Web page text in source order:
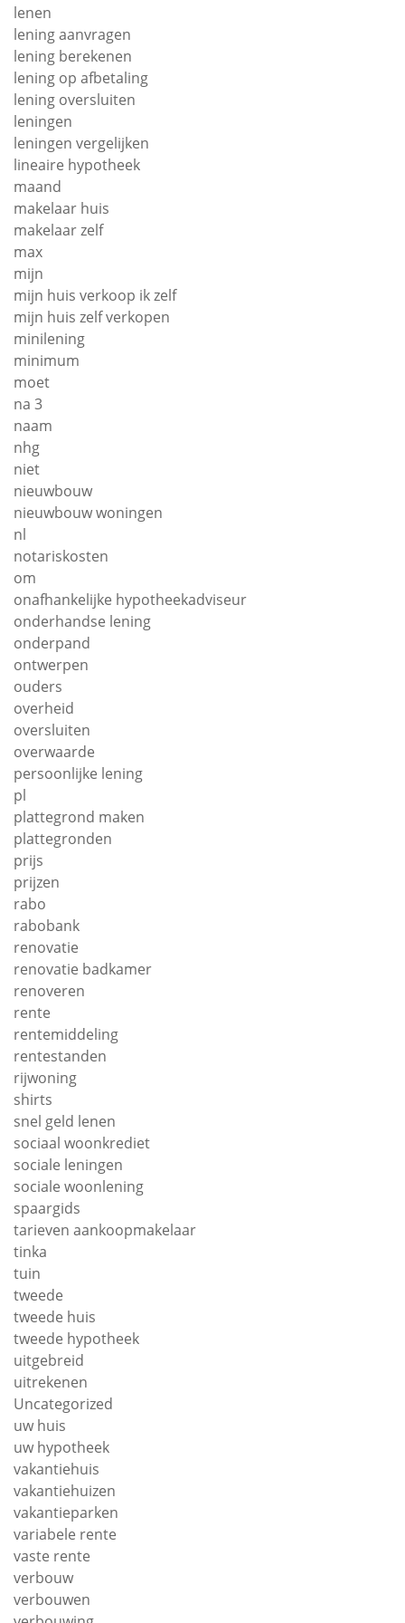
lenen
lening aanvragen
lening berekenen
lening op afbetaling
lening oversluiten
leningen
leningen vergelijken
lineaire hypotheek
maand
makelaar huis
makelaar zelf
max
mijn
mijn huis verkoop ik zelf
mijn huis zelf verkopen
minilening
minimum
moet
na 3
naam
nhg
niet
nieuwbouw
nieuwbouw woningen
nl
notariskosten
om
onafhankelijke hypotheekadviseur
onderhandse lening
onderpand
ontwerpen
ouders
overheid
oversluiten
overwaarde
persoonlijke lening
pl
plattegrond maken
plattegronden
prijs
prijzen
rabo
rabobank
renovatie
renovatie badkamer
renoveren
rente
rentemiddeling
rentestanden
rijwoning
shirts
snel geld lenen
sociaal woonkrediet
sociale leningen
sociale woonlening
spaargids
tarieven aankoopmakelaar
tinka
tuin
tweede
tweede huis
tweede hypotheek
uitgebreid
uitrekenen
Uncategorized
uw huis
uw hypotheek
vakantiehuis
vakantiehuizen
vakantieparken
variabele rente
vaste rente
verbouw
verbouwen